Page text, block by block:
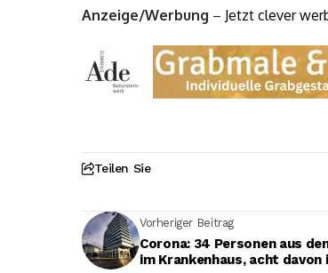
Anzeige/Werbung – Jetzt clever
Teilen Sie
Vorheriger Beitrag
Corona: 34 Personen aus
im Krankenhaus, acht